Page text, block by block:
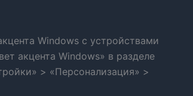
Windows с устройствами
акцента Windows» в разделе
> «Персонализация» >